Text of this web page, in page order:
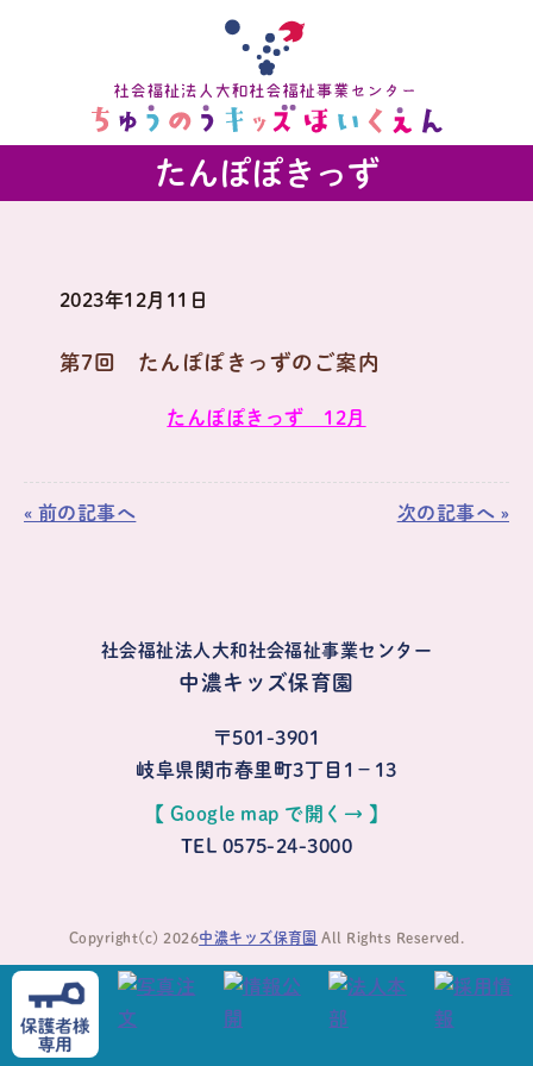
たんぽぽきっず
2023年12月11日
第7回 たんぽぽきっずのご案内
たんぽぽきっず 12月
« 前の記事へ 次の記事へ »
社会福祉法人大和社会福祉事業センター
中濃キッズ保育園
〒501-3901
岐阜県関市春里町3丁目1−13
【 Google map で開く→ 】
TEL 0575-24-3000
Copyright(c) 2026中濃キッズ保育園 All Rights Reserved.